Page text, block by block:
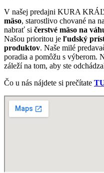
V našej predajni KURA
mäso, starostlivo chované na
nabrať si čerstvé mäso na
Našou prioritou je ľudský
produktov. Naše milé
poradia a pomôžu s výberom.
záleží na tom, aby ste
Čo u nás nájdete si prečítate